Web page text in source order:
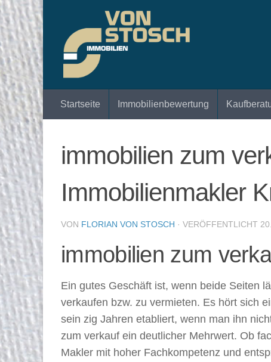
Zum Inhalt springen
Startseite Immobilienbewertung
immobilien zum
Immobilienmakler
VON FLORIAN VON STOSCH · VERÖFFENTLICHT
immobilien zum
Ein gutes Geschäft ist, wenn beide Seiten
verkaufen bzw. zu vermieten. Es hört sich
sein zig Jahren etabliert, wenn man ihn
zum verkauf ein deutlicher Mehrwert. Ob
Makler mit hoher Fachkompetenz und